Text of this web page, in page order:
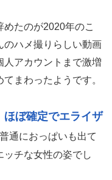
たのが2020年のこ
のハメ撮りらしい動画
人アカウントまで激増
まわったようです。
ほぼ確定でエライザ
通におっぱいも出て
ッチな女性の姿でし